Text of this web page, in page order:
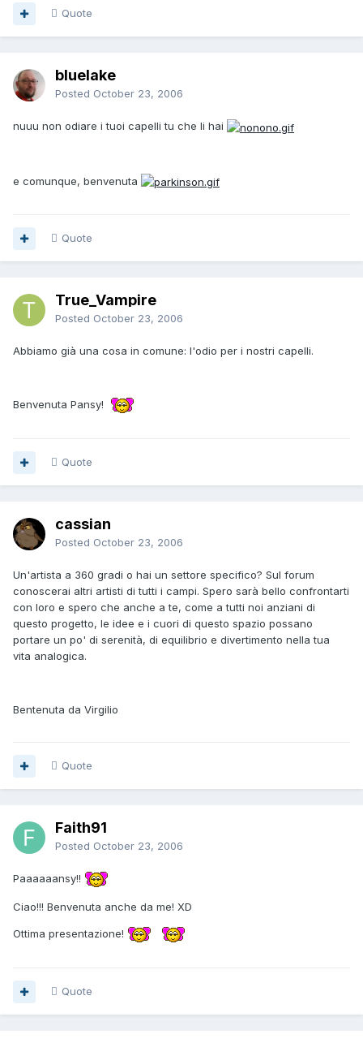
Quote
bluelake
Posted October 23, 2006
nuuu non odiare i tuoi capelli tu che li hai
e comunque, benvenuta
Quote
True_Vampire
Posted October 23, 2006
Abbiamo già una cosa in comune: l'odio per i nostri capelli.
Benvenuta Pansy!
Quote
cassian
Posted October 23, 2006
Un'artista a 360 gradi o hai un settore specifico? Sul forum
conoscerai altri artisti di tutti i campi. Spero sarà bello confrontarti
con loro e spero che anche a te, come a tutti noi anziani di
questo progetto, le idee e i cuori di questo spazio possano
portare un po' di serenità, di equilibrio e divertimento nella tua
vita analogica.
Bentenuta da Virgilio
Quote
Faith91
Posted October 23, 2006
Paaaaaansy!!
Ciao!!! Benvenuta anche da me! XD
Ottima presentazione!
Quote